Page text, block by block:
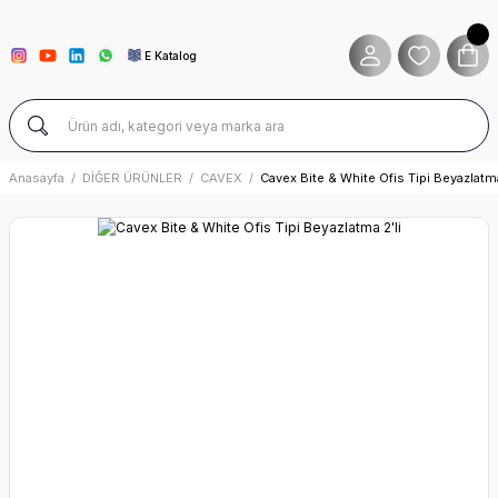
E Katalog
Anasayfa DİĞER ÜRÜNLER CAVEX Cavex Bite & White Ofis Tipi